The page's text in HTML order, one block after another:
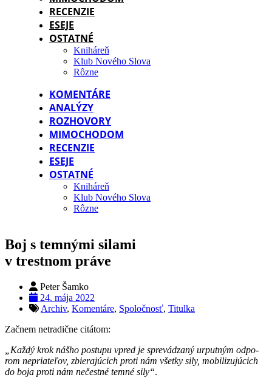
RECENZIE
ESEJE
OSTATNÉ
Kniháreň
Klub Nového Slova
Rôzne
KOMENTÁRE
ANALÝZY
ROZHOVORY
MIMOCHODOM
RECENZIE
ESEJE
OSTATNÉ
Kniháreň
Klub Nového Slova
Rôzne
Boj s temnými silami
v trestnom práve
Peter Šamko
24. mája 2022
Archiv, Komentáre, Spoločnosť, Titulka
Za­čnem net­ra­dič­ne ci­tá­tom:
„Kaž­dý krok náš­ho pos­tu­pu vpred je spre­vá­dza­ný ur­put­ným od­po­
rom ne­pria­te­ľov, zbie­ra­jú­cich pro­ti nám všet­ky si­ly, mo­bi­li­zu­jú­cich
do bo­ja pro­ti nám ne­čes­tné tem­né si­ly“.